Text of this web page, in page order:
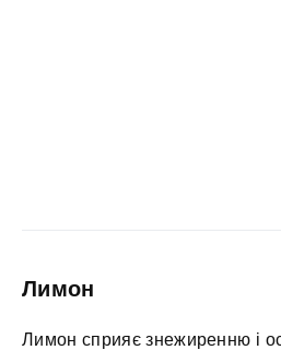
Лимон
Лимон сприяє знежиренню і